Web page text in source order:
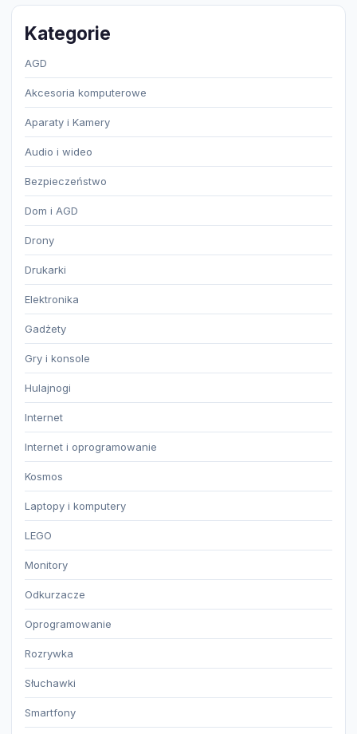
Kategorie
AGD
Akcesoria komputerowe
Aparaty i Kamery
Audio i wideo
Bezpieczeństwo
Dom i AGD
Drony
Drukarki
Elektronika
Gadżety
Gry i konsole
Hulajnogi
Internet
Internet i oprogramowanie
Kosmos
Laptopy i komputery
LEGO
Monitory
Odkurzacze
Oprogramowanie
Rozrywka
Słuchawki
Smartfony